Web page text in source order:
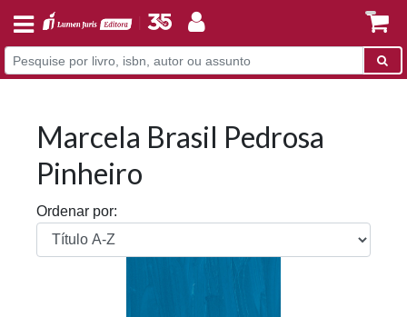
Marcela Brasil Pedrosa
Pinheiro
Ordenar por: